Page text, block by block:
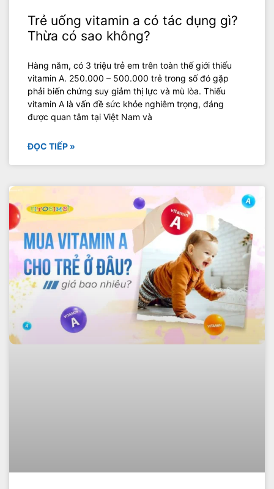
Trẻ uống vitamin a có tác dụng gì?
Thừa có sao không?
Hàng năm, có 3 triệu trẻ em trên toàn thế giới thiếu
vitamin A. 250.000 – 500.000 trẻ trong số đó gặp
phải biến chứng suy giảm thị lực và mù lòa. Thiếu
vitamin A là vấn đề sức khỏe nghiêm trọng, đáng
được quan tâm tại Việt Nam và
ĐỌC TIẾP »